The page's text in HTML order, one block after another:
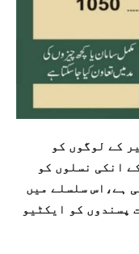
کے لوگوں کو
انکی نسلوں کو
ہے،اس سلسلے میں
پسندوں کو ایکٹیو